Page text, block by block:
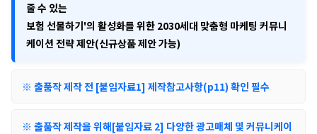
줄 수 있는
보험 선물하기'의 활성화를 위한 2030세대 맞춤형 마케팅 커뮤니
케이션 전략 제안(신규상품 제안 가능)
※ 출품작 제작 전 [붙임자료1] 제작참고사항(p11) 확인 필수
※ 출품작 제작을 위해[붙임자료 2] 다양한 광고매체 및 커뮤니케이